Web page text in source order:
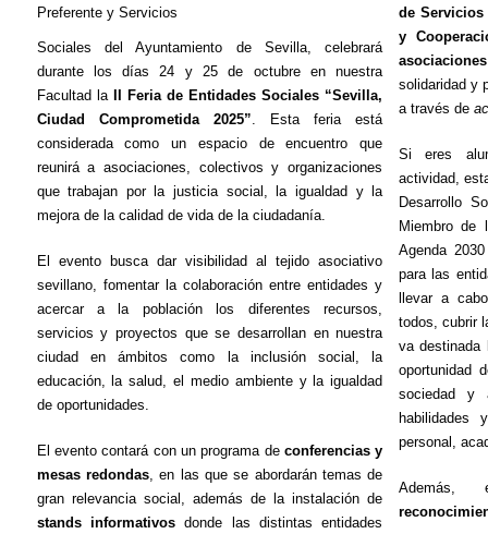
Preferente y Servicios
Sociales del Ayuntamiento de Sevilla, celebrará
durante los días 24 y 25 de octubre en nuestra
Facultad la
II Feria de Entidades Sociales “Sevilla,
Ciudad Comprometida 2025”. Esta feria está
considerada como un espacio de encuentro que
reunirá a asociaciones, colectivos y organizaciones
que trabajan por la justicia social, la igualdad y la
mejora de la calidad de vida de la ciudadanía.
El evento busca dar visibilidad al tejido asociativo
sevillano, fomentar la colaboración entre entidades y
acercar a la población los diferentes recursos,
servicios y proyectos que se desarrollan en nuestra
ciudad en ámbitos como la inclusión social, la
educación, la salud, el medio ambiente y la igualdad
de oportunidades.
El evento contará con un programa de conferencias y
mesas redondas, en las que se abordarán temas de
gran relevancia social, además de la instalación de
stands informativosdonde las distintas entidades
de Servicios
y
solidaridad y
a través de
Si eres
actividad,
Desarrollo
Miembro de
Agenda
para las
llevar a
todos, cubrir
va destinada
oportunidad
sociedad y
habilidades
personal,
Además,